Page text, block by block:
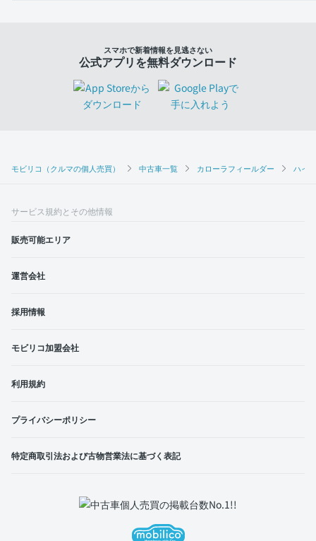
モビリコ（クルマの個人売買） 中古車一覧 カローラフィールダー ハイ
スマホで新着情報を見逃さない
公式アプリを無料ダウンロード
サービス規約とその他情報
販売可能エリア
運営会社
採用情報
モビリコ加盟会社
利用規約
プライバシーポリシー
特定商取引法および古物営業法に基づく表記